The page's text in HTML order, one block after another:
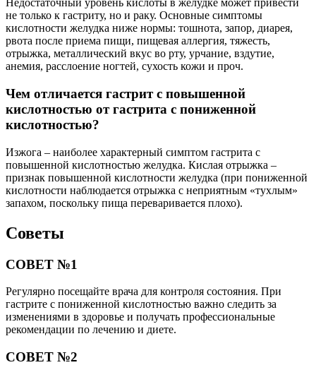
Недостаточный уровень кислоты в желудке может привести
не только к гастриту, но и раку. Основные симптомы
кислотности желудка ниже нормы: тошнота, запор, диарея,
рвота после приема пищи, пищевая аллергия, тяжесть,
отрыжка, металлический вкус во рту, урчание, вздутие,
анемия, расслоение ногтей, сухость кожи и проч.
Чем отличается гастрит с повышенной
кислотностью от гастрита с пониженной
кислотностью?
Изжога – наиболее характерный симптом гастрита с
повышенной кислотностью желудка. Кислая отрыжка –
признак повышенной кислотности желудка (при пониженной
кислотности наблюдается отрыжка с неприятным «тухлым»
запахом, поскольку пища переваривается плохо).
Советы
СОВЕТ №1
Регулярно посещайте врача для контроля состояния. При
гастрите с пониженной кислотностью важно следить за
изменениями в здоровье и получать профессиональные
рекомендации по лечению и диете.
СОВЕТ №2